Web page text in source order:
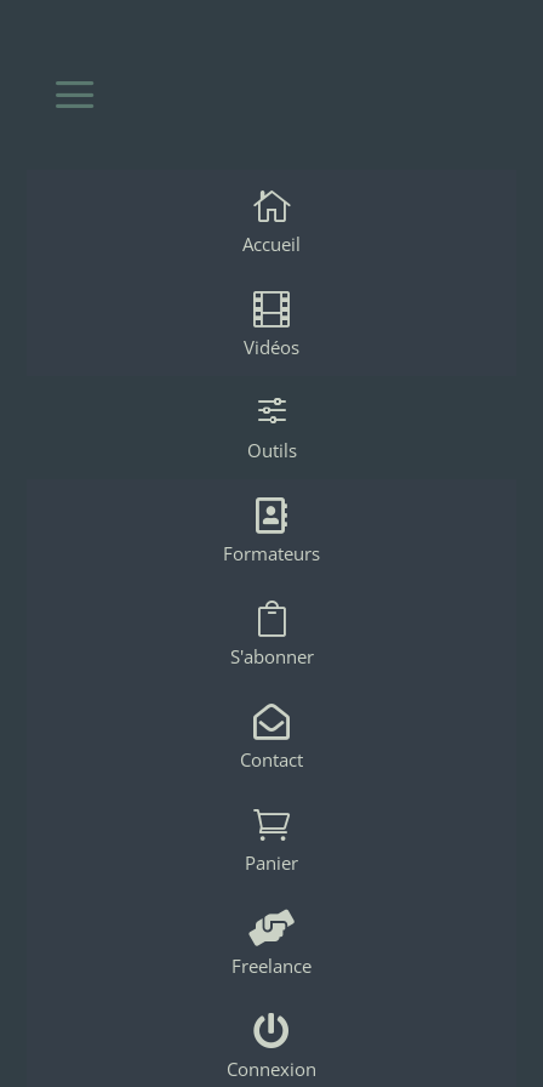
a

Accueil

Vidéos
f
Outils

Formateurs

S'abonner

Contact

Panier

Freelance

Connexion